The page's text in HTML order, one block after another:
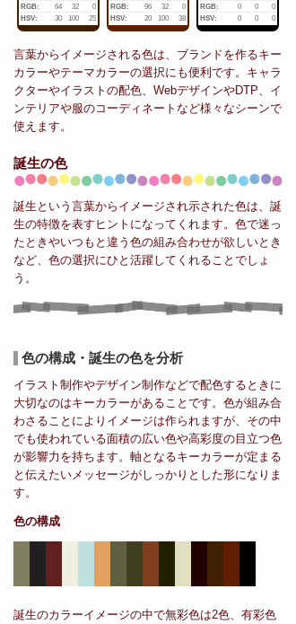
RGB: 64 32
0
HSV:
30 100 25
RGB: 96 32
0
HSV:
20 100 38
RGB: 0 0
0
HSV:
0 0 0
言葉からイメージされる色は、ブランドを作るキー
カラーやテーマカラーの選択にも便利です。キャラ
クターやイラストの配色、WebデザインやDTP、イ
ンテリアや服のコーディネートなど様々なシーンで
使えます。
誕生の色
誕生という言葉からイメージされ示された色は、誕
生の特徴を表すヒントになってくれます。色で迷っ
たときやいつもと違う色の組み合わせが欲しいとき
など、色の選択にひと活躍してくれることでしょ
う。
色の構成・誕生の色を分析
イラスト制作やデザイン制作などで配色するときに
大切なのはキーカラーがあることです。色が組み合
わさることによりイメージは作られますが、その中
でも使われている面積の広い色や高彩度の目立つ色
が影響力を持ちます。軸となるキーカラーが定まる
と伝えたいメッセージがしっかりとした形になりま
す。
色の構成
誕生のカラーイメージの中で無彩色は2色、有彩色